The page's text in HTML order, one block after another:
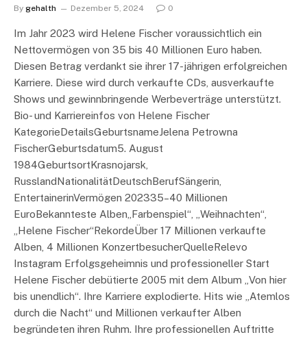
By gehalth Dezember 5, 2024 0
Im Jahr 2023 wird Helene Fischer voraussichtlich ein
Nettovermögen von 35 bis 40 Millionen Euro haben.
Diesen Betrag verdankt sie ihrer 17-jährigen erfolgreichen
Karriere. Diese wird durch verkaufte CDs, ausverkaufte
Shows und gewinnbringende Werbeverträge unterstützt.
Bio- und Karriereinfos von Helene Fischer
KategorieDetailsGeburtsnameJelena Petrowna
FischerGeburtsdatum5. August
1984GeburtsortKrasnojarsk,
RusslandNationalitätDeutschBerufSängerin,
EntertainerinVermögen 202335–40 Millionen
EuroBekannteste Alben„Farbenspiel“, „Weihnachten“,
„Helene Fischer“RekordeÜber 17 Millionen verkaufte
Alben, 4 Millionen KonzertbesucherQuelleRelevo
Instagram Erfolgsgeheimnis und professioneller Start
Helene Fischer debütierte 2005 mit dem Album „Von hier
bis unendlich“. Ihre Karriere explodierte. Hits wie „Atemlos
durch die Nacht“ und Millionen verkaufter Alben
begründeten ihren Ruhm. Ihre professionellen Auftritte